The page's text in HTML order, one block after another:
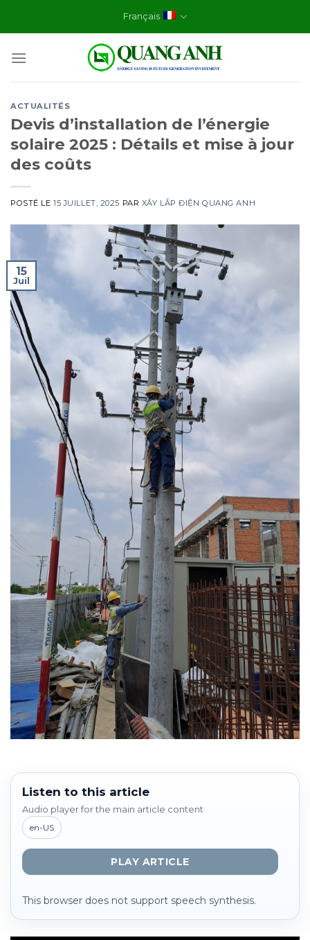
Français
ACTUALITÉS
Devis d’installation de l’énergie
solaire 2025 : Détails et mise à jour
des coûts
POSTÉ LE15 JUILLET, 2025 PAR XÂY LẮP ĐIỆN QUANG ANH
15
Juil
Listen to this article
Audio player for the main article content
en-US
PLAY ARTICLE
This browser does not support speech synthesis.